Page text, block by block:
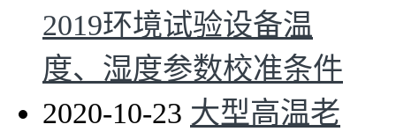
2019环境试验设备温
度、湿度参数校准条件
2020-10-23 大型高温老